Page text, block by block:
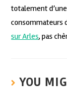
totalement
consommateurs
sur Arles, pas
YOU